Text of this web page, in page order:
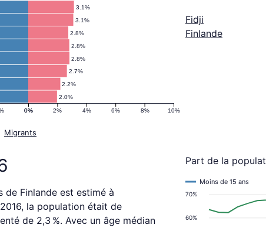
2.0%
2.2%
2.7%
2.8%
2.8%
2.8%
3.1%
3.1%
0% 2% 4% 6% 8% 10%
0%
Migrants
Fidji
Finlande
de Finlande est estimé à
la population était de
de 2,3 %. Avec un âge médian
Part de la
60%
70%
Moins de 15 ans